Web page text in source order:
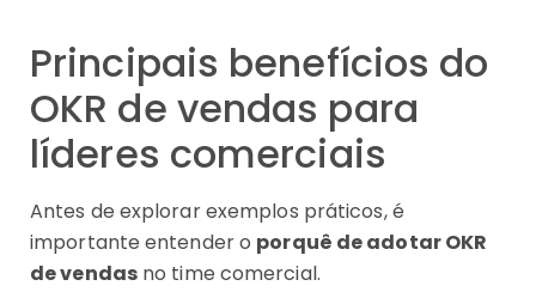
Principais benefícios do
OKR de vendas para
líderes comerciais
Antes de explorar exemplos práticos, é
importante entender o porquê de adotar OKR
de vendasno time comercial.